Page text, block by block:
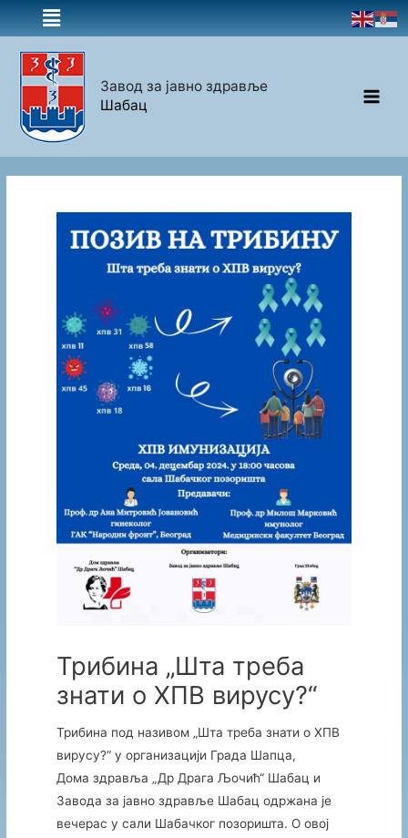
Завод за јавно здравље
Шабац
Трибина „Шта треба
знати о ХПВ вирусу?“
Трибина под називом „Шта треба знати о ХПВ
вирусу?“ у организацији Града Шапца,
Дома здравља „Др Драга Љочић“ Шабац и
Завода за јавно здравље Шабац одржана је
вечерас у сали Шабачког позоришта. О овој